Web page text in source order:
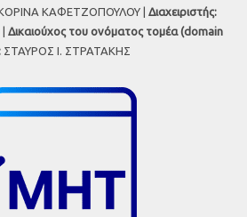
ΚΑΦΕΤΖΟΠΟΥΛΟΥ | Διαχειριστής:
Δικαιούχος του ονόματος τομέα (domain
ΣΤΑΥΡΟΣ Ι. ΣΤΡΑΤΑΚΗΣ